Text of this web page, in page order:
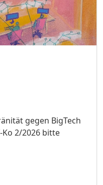
gegen BigTech
2/2026 bitte